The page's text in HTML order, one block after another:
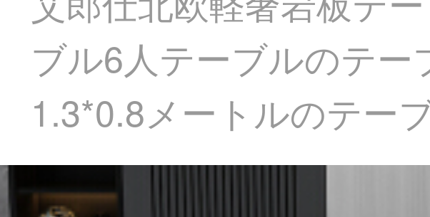
ブル6人テーブルのテ
1.3*0.8メートルのテー